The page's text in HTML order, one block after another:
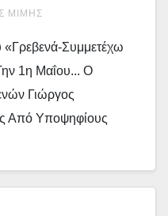
Ενότητας Θεοδώρου
ΜΊΜΗΣ
Συμμετέχω
1η Μαΐου... Ο
Γιώργος
Από Υποψηφίους